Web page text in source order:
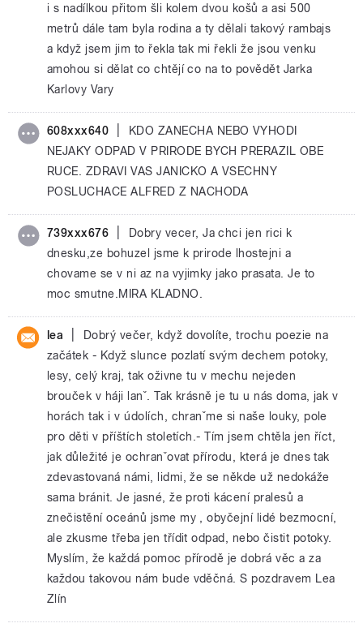
i s nadílkou přitom šli kolem dvou košů a asi 500
metrů dále tam byla rodina a ty dělali takový rambajs
a když jsem jim to řekla tak mi řekli že jsou venku
amohou si dělat co chtějí co na to povědět Jarka
Karlovy Vary
608xxx640
KDO ZANECHA NEBO VYHODI
NEJAKY ODPAD V PRIRODE BYCH PRERAZIL OBE
RUCE. ZDRAVI VAS JANICKO A VSECHNY
POSLUCHACE ALFRED Z NACHODA
739xxx676
Dobry vecer, Ja chci jen rici k
dnesku,ze bohuzel jsme k prirode lhostejni a
chovame se v ni az na vyjimky jako prasata. Je to
moc smutne.MIRA KLADNO.
lea
Dobrý večer, když dovolíte, trochu poezie na
začátek - Když slunce pozlatí svým dechem potoky,
lesy, celý kraj, tak oživne tu v mechu nejeden
brouček v háji lanˇ. Tak krásně je tu u nás doma, jak v
horách tak i v údolích, chranˇme si naše louky, pole
pro děti v příštích stoletích.- Tím jsem chtěla jen říct,
jak důležité je ochranˇovat přírodu, která je dnes tak
zdevastovaná námi, lidmi, že se někde už nedokáže
sama bránit. Je jasné, že proti kácení pralesů a
znečistění oceánů jsme my , obyčejní lidé bezmocní,
ale zkusme třeba jen třídit odpad, nebo čistit potoky.
Myslím, že každá pomoc přírodě je dobrá věc a za
každou takovou nám bude vděčná. S pozdravem Lea
Zlín